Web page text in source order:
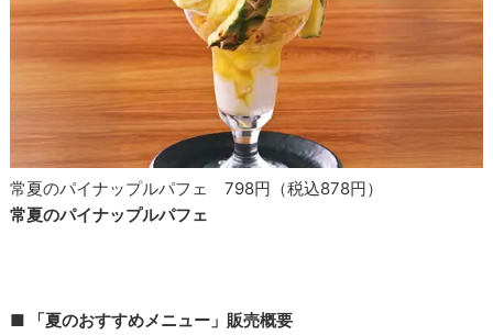
常夏のパイナップルパフェ 798円（税込878円）
常夏のパイナップルパフェ
■ 「夏のおすすめメニュー」販売概要